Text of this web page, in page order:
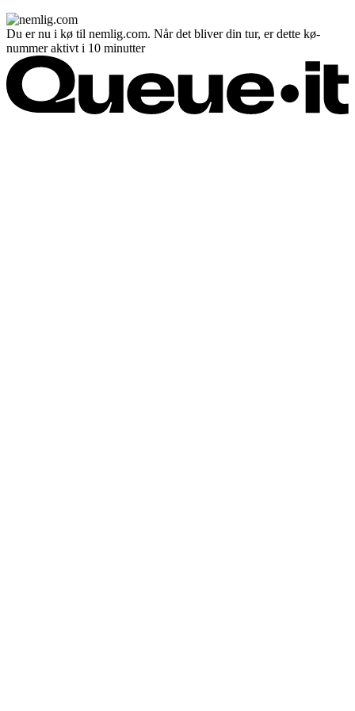
Du er nu i kø til nemlig.com. Når det bliver din tur, er dette kø-
nummer aktivt i 10 minutter